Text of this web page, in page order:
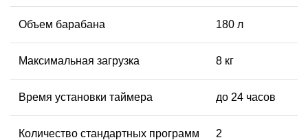
Объем барабана 180 л
Максимальная загрузка 8 кг
Время установки таймера до 24 часов
Количество стандартных программ 2